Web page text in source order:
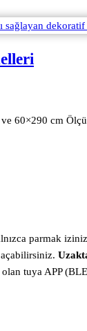
60×290 cm
parmak
açabilirsiniz.
olan tuya APP